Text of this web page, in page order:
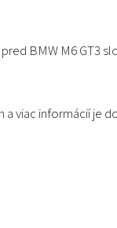
BMW M6 GT3
a viac informácií je